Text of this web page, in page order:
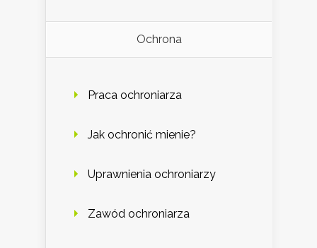
Ochrona
Praca ochroniarza
Jak ochronić mienie?
Uprawnienia ochroniarzy
Zawód ochroniarza